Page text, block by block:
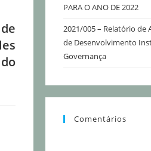
PARA O ANO DE 2022
2021/005 – Relatório de
de Desenvolvimento
Governança
Comentários